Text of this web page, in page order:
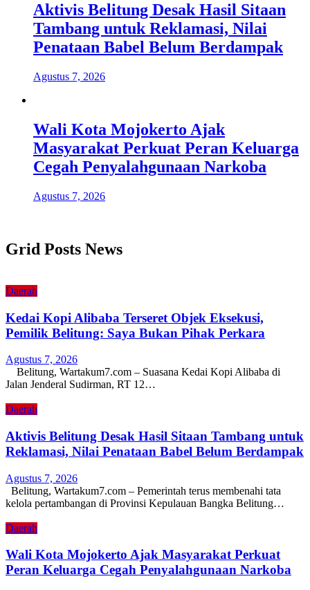
Aktivis Belitung Desak Hasil Sitaan
Tambang untuk Reklamasi, Nilai
Penataan Babel Belum Berdampak
Agustus 7, 2026
Wali Kota Mojokerto Ajak
Masyarakat Perkuat Peran Keluarga
Cegah Penyalahgunaan Narkoba
Agustus 7, 2026
Grid Posts News
Daerah
Kedai Kopi Alibaba Terseret Objek Eksekusi,
Pemilik Belitung: Saya Bukan Pihak Perkara
Agustus 7, 2026
Belitung, Wartakum7.com – Suasana Kedai Kopi Alibaba di
Jalan Jenderal Sudirman, RT 12…
Daerah
Aktivis Belitung Desak Hasil Sitaan Tambang untuk
Reklamasi, Nilai Penataan Babel Belum Berdampak
Agustus 7, 2026
Belitung, Wartakum7.com – Pemerintah terus membenahi tata
kelola pertambangan di Provinsi Kepulauan Bangka Belitung…
Daerah
Wali Kota Mojokerto Ajak Masyarakat Perkuat
Peran Keluarga Cegah Penyalahgunaan Narkoba